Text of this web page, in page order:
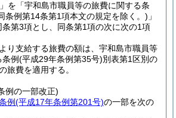
」を「宇和島市職員等の旅費に関する条
条例第14条第1項本文の規定を除く。) 」
第3項とし、同条第1項の次に次の1項
り支給する旅費の額は、宇和島市職員等
例(平成29年条例第35号)別表第1区別の
旅費を適用する。
例の一部改正)
例(平成17年条例第201号)の一部を次の